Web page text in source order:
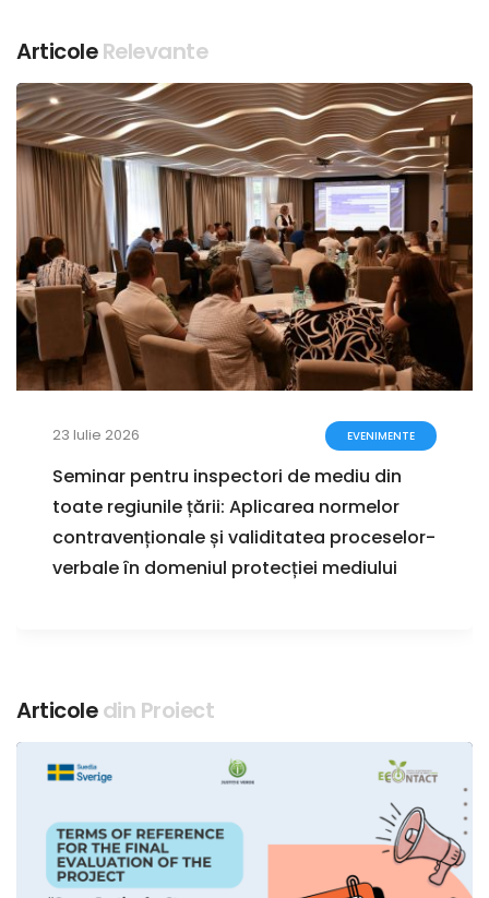
ArticoleRelevante
16 Iulie 2026 EVENIMENTE
Proiectele Planului Național privind
poluanții climatici cu durată scurtă de
viață și Foii de parcurs pentru reducerea
emisiilor de metan, prezentate public
Articoledin Proiect